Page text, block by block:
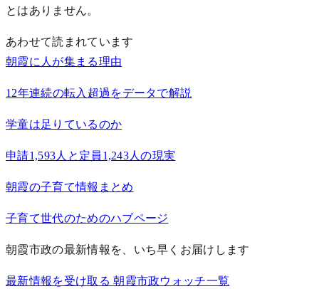
とはありません。
あわせて読まれています
朝霞に人が集まる理由
12年連続の転入超過をデータで解説
学童は足りているのか
申請1,593人と定員1,243人の現実
朝霞の子育て情報まとめ
子育て世代のためのハブページ
朝霞市政の最新情報を、いち早くお届けします
最新情報を受け取る朝霞市政ウォッチ一覧